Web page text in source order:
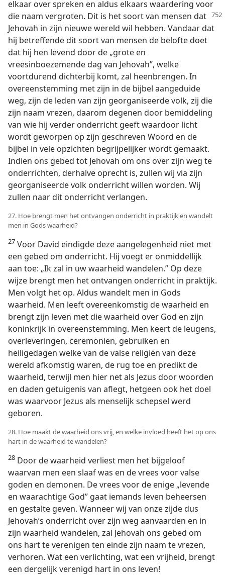
elkaar over spreken en aldus elkaars waardering voor
die naam vergroten. Dit is het soort van mensen dat
Jehovah in zijn nieuwe wereld wil hebben. Vandaar dat
hij betreffende dit soort van mensen de belofte doet
dat hij hen levend door de „grote en
vreesinboezemende dag van Jehovah”, welke
voortdurend dichterbij komt, zal heenbrengen. In
overeenstemming met zijn in de bijbel aangeduide
weg, zijn de leden van zijn georganiseerde volk, zij die
zijn naam vrezen, daarom degenen door bemiddeling
van wie hij verder onderricht geeft waardoor licht
wordt geworpen op zijn geschreven Woord en de
bijbel in vele opzichten begrijpelijker wordt gemaakt.
Indien ons gebed tot Jehovah om ons over zijn weg te
onderrichten, derhalve oprecht is, zullen wij via zijn
georganiseerde volk onderricht willen worden. Wij
zullen naar dit onderricht verlangen.
27. Hoe brengt men het ontvangen onderricht in praktijk en wandelt
men in Gods waarheid?
27 Voor David eindigde deze aangelegenheid niet met
een gebed om onderricht. Hij voegt er onmiddellijk
aan toe: „Ik zal in uw waarheid wandelen.” Op deze
wijze brengt men het ontvangen onderricht in praktijk.
Men volgt het op. Aldus wandelt men in Gods
waarheid. Men leeft overeenkomstig de waarheid en
brengt zijn leven met die waarheid over God en zijn
koninkrijk in overeenstemming. Men keert de leugens,
overleveringen, ceremoniën, gebruiken en
heiligedagen welke van de valse religiën van deze
wereld afkomstig waren, de rug toe en predikt de
waarheid, terwijl men hier net als Jezus door woorden
en daden getuigenis van aflegt, hetgeen ook het doel
was waarvoor Jezus als menselijk schepsel werd
geboren.
28. Hoe maakt de waarheid ons vrij, en welke invloed heeft het op ons
hart in de waarheid te wandelen?
28 Door de waarheid verliest men het bijgeloof
waarvan men een slaaf was en de vrees voor valse
goden en demonen. De vrees voor de enige „levende
en waarachtige God” gaat iemands leven beheersen
en gestalte geven. Wanneer wij van onze zijde dus
Jehovah’s onderricht over zijn weg aanvaarden en in
zijn waarheid wandelen, zal Jehovah ons gebed om
ons hart te verenigen ten einde zijn naam te vrezen,
verhoren. Wat een verlichting, wat een vrijheid, brengt
een dergelijk verenigd hart in ons leven!